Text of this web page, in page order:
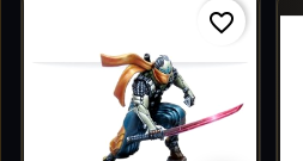
favorite_border